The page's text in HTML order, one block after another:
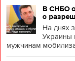
В СНБО
о
На днях
Украины
мужчинам